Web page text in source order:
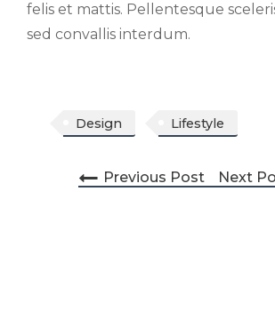
felis et mattis. Pellentesque
sed convallis interdum.
Design Lifestyle
Post navigation
Previous Post Next